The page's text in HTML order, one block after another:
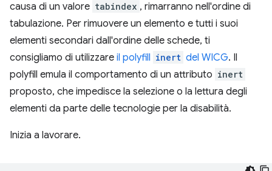
causa di un valore tabindex , rimarranno nell'ordine di
tabulazione. Per rimuovere un elemento e tutti i suoi
elementi secondari dall'ordine delle schede, ti
consigliamo di utilizzare il polyfill inert del WICG. Il
polyfill emula il comportamento di un attributo inert
proposto, che impedisce la selezione o la lettura degli
elementi da parte delle tecnologie per la disabilità.
Inizia a lavorare.